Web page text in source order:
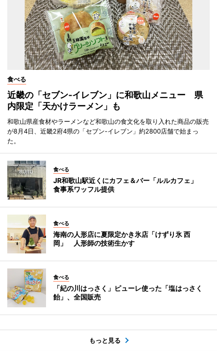
食べる
近畿の「セブン-イレブン」に和歌山メニュー 県
内限定「天かけラーメン」も
和歌山県産食材やラーメンなど和歌山の食文化を取り入れた商品の販売
が8月4日、近畿2府4県の「セブン-イレブン」約2800店舗で始まっ
た。
食べる
JR和歌山駅近くにカフェ＆バー「ルルカフェ」
食事系ワッフル提供
食べる
海南の人形店に夏限定かき氷店「けずり氷 西
岡」 人形師の技術生かす
食べる
「紀の川はっさく」ピューレ使った「塩はっさく
飴」、全国販売
もっと見る